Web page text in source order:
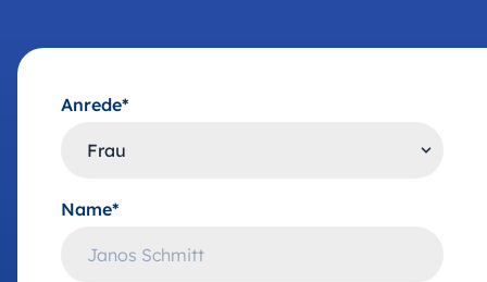
Anrede*
Name*